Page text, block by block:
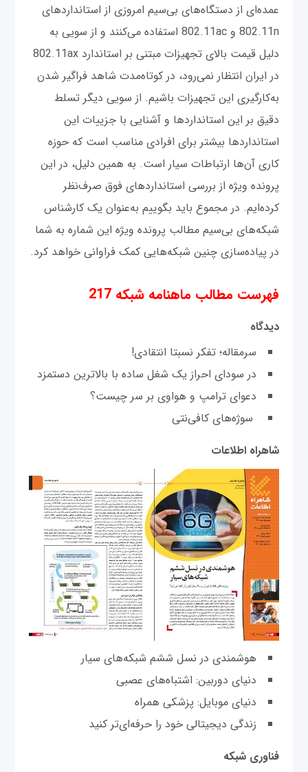
عمده‌ای از دستگاه‌های بی‌سیم امروزی از استانداردهای
802.11n و 802.11ac استفاده می‌کنند و از سویی به
دلیل قیمت بالای تجهیزات مبتنی بر استاندارد 802.11ax
در ایران انتظار نمی‌رود، در کوتاه‌مدت شاهد فراگیر شدن
به‌کارگیری این تجهیزات باشیم. از سویی دیگر تسلط
دقیق بر این استانداردها و آشنایی با جزییات این
استانداردها بیشتر برای افرادی مناسب است که حوزه
کاری آن‌ها ارتباطات سیار است. به همین دلیل، در این
پرونده ویژه از بررسی استانداردهای فوق صرف‌نظر
کرده‌ایم. در مجموع باید بگوییم به‌عنوان یک کارشناس
شبکه‌های بی‌سیم مطالب پرونده ویژه این شماره به شما
در پیاده‌سازی چنین شبکه‌هایی کمک فراوانی خواهد کرد.
فهرست مطالب ماهنامه شبکه 217
دیدگاه
سرمقاله؛ تفکر نسبتا انتقادی!
در سودای احراز یک شغل ساده با بالاترین دستمزد
دعوای ترامپ و هواوی بر سر چیست؟
سوژه‌های کافی‌نتی
شاهراه اطلاعات
هوشمندی در نسل ششم شبکه‌های سیار
دنیای دوربین: اشتباه‌های عصبی
دنیای موبایل: پزشکی همراه
زندگی دیجیتالی خود را حرفه‌ای‌تر کنید
فناوری شبکه